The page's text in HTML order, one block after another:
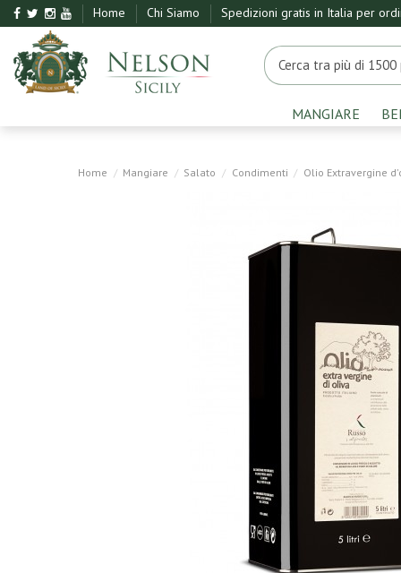
Home Chi Siamo Spedizioni gratis in Italia per
MANGIARE
Home Mangiare Salato Condimenti Olio Extravergine